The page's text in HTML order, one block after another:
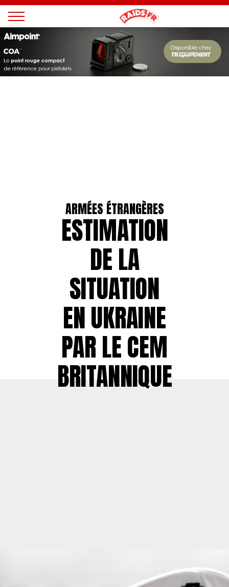
Magazine
Raids
ARMÉES ÉTRANGÈRES
ESTIMATION
DE LA
SITUATION
EN UKRAINE
PAR LE CEM
BRITANNIQUE
Panneau de gestion des cookies